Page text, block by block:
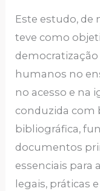
Este estudo, de
teve como
humanos no
no acesso e na
conduzida com
bibliográfica,
documentos
essenciais para
legais, práticas